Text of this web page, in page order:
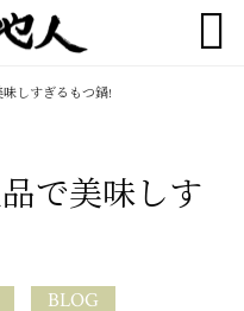

しすぎるもつ鍋!
で美味しす
BLOG